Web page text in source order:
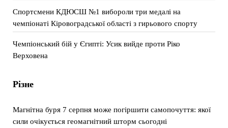
Спортсмени КДЮСШ №1 вибороли три медалі на
чемпіонаті Кіровоградської області з гирьового спорту
Чемпіонський бій у Єгипті: Усик вийде проти Ріко
Верховена
Різне
Магнітна буря 7 серпня може погіршити самопочуття: якої
сили очікується геомагнітний шторм сьогодні